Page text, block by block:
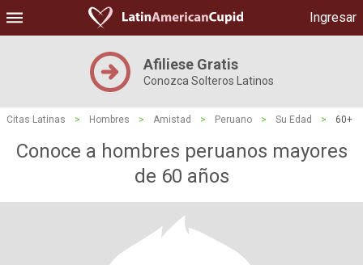
Ingresar
Afiliese Gratis
Conozca Solteros Latinos
Citas Latinas > Hombres > Amistad > Peruano > Su Edad > 60+
Conoce a hombres peruanos mayores
de 60 años